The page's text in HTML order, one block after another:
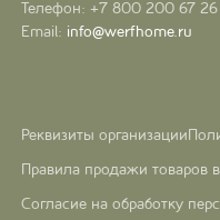
Телефон: +7 800 200 67
Email: info@werfhome.ru
Реквизиты организации
Правила продажи товаров
Согласие на обработку